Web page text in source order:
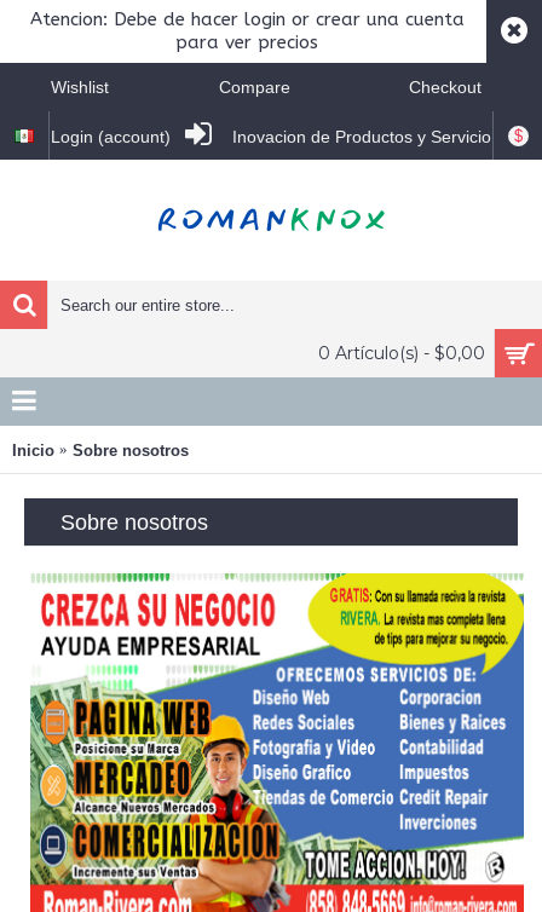
Atencion: Debe de hacer login or crear una cuenta
para ver precios
Wishlist Compare Checkout
$
Login (account) Inovacion de Productos y Servicio
0 Artículo(s) - $0,00
Inicio Sobre nosotros
Sobre nosotros